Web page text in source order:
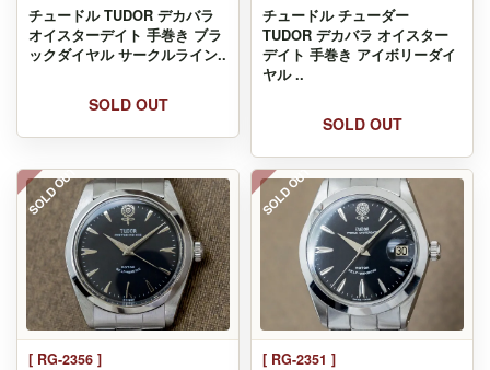
チュードル TUDOR デカバラ
オイスターデイト 手巻き ブラ
ックダイヤル サークルライン..
SOLD OUT
チュードル チューダー
TUDOR デカバラ オイスター
デイト 手巻き アイボリーダイ
ヤル ..
SOLD OUT
SOLD OUT
[ RG-2356 ]
SOLD OUT
[ RG-2351 ]